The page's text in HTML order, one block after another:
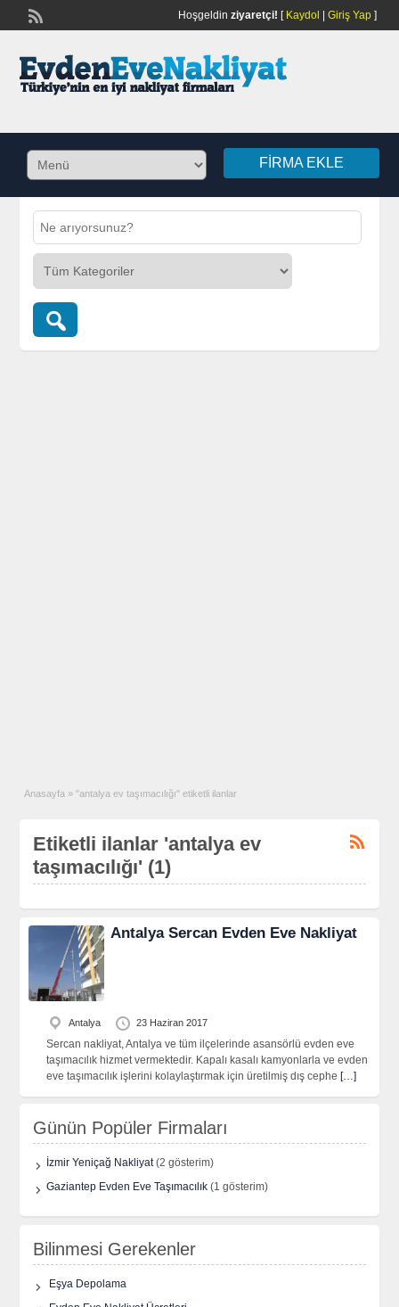
Hoşgeldin ziyaretçi! [ Kaydol Giriş Yap]
FIRMA EKLE
Anasayfa » "antalya ev taşımacılığı" etiketli ilanlar
Etiketli ilanlar 'antalya ev
taşımacılığı' (1)
Antalya Sercan Evden Eve Nakliyat
Antalya 23 Haziran 2017
Sercan nakliyat, Antalya ve tüm ilçelerinde asansörlü evden eve
taşımacılık hizmet vermektedir. Kapalı kasalı kamyonlarla ve evden
eve taşımacılık işlerini kolaylaştırmak için üretilmiş dış cephe […]
Günün Popüler Firmaları
İzmir Yeniçağ Nakliyat(2 gösterim)
Gaziantep Evden Eve Taşımacılık (1 gösterim)
Bilinmesi Gerekenler
Eşya Depolama